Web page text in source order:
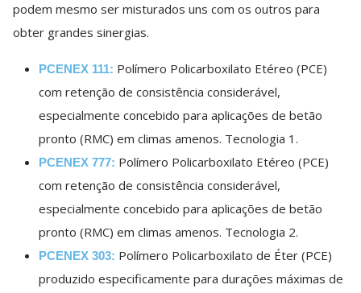
podem mesmo ser misturados uns com os outros para
obter grandes sinergias.
PCENEX 111: Polímero Policarboxilato Etéreo (PCE)
com retenção de consistência considerável,
especialmente concebido para aplicações de betão
pronto (RMC) em climas amenos. Tecnologia 1.
PCENEX 777: Polímero Policarboxilato Etéreo (PCE)
com retenção de consistência considerável,
especialmente concebido para aplicações de betão
pronto (RMC) em climas amenos. Tecnologia 2.
PCENEX 303: Polímero Policarboxilato de Éter (PCE)
produzido especificamente para durações máximas de